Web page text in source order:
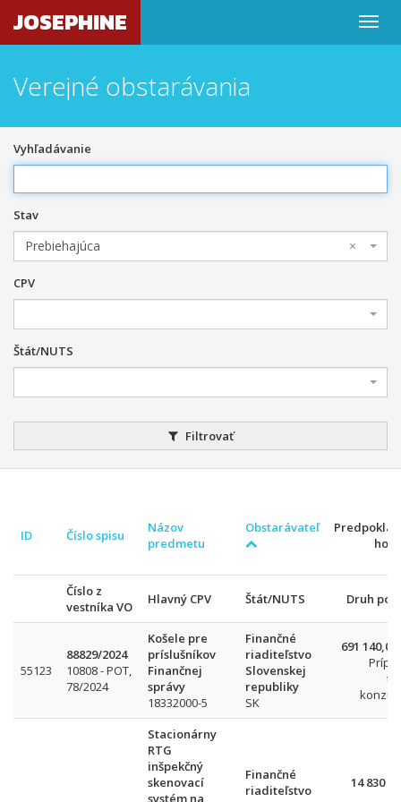
JOSEPHINE
Verejné obstarávania
Vyhľadávanie
Stav
×
Prebiehajúca
CPV
Štát/NUTS
Filtrovať
ID Číslo spisu
Názov
predmetu
Obstarávateľ
Číslo z
vestníka VO
Hlavný CPV Štát/NUTS Druh
55123
88829/2024
10808 - POT,
78/2024
Košele pre
príslušníkov
Finančnej
správy
18332000-5
Finančné
riaditeľstvo
Slovenskej
republiky
SK
691 140,00
Stacionárny
RTG
inšpekčný
skenovací
systém na
Finančné
riaditeľstvo
14 830